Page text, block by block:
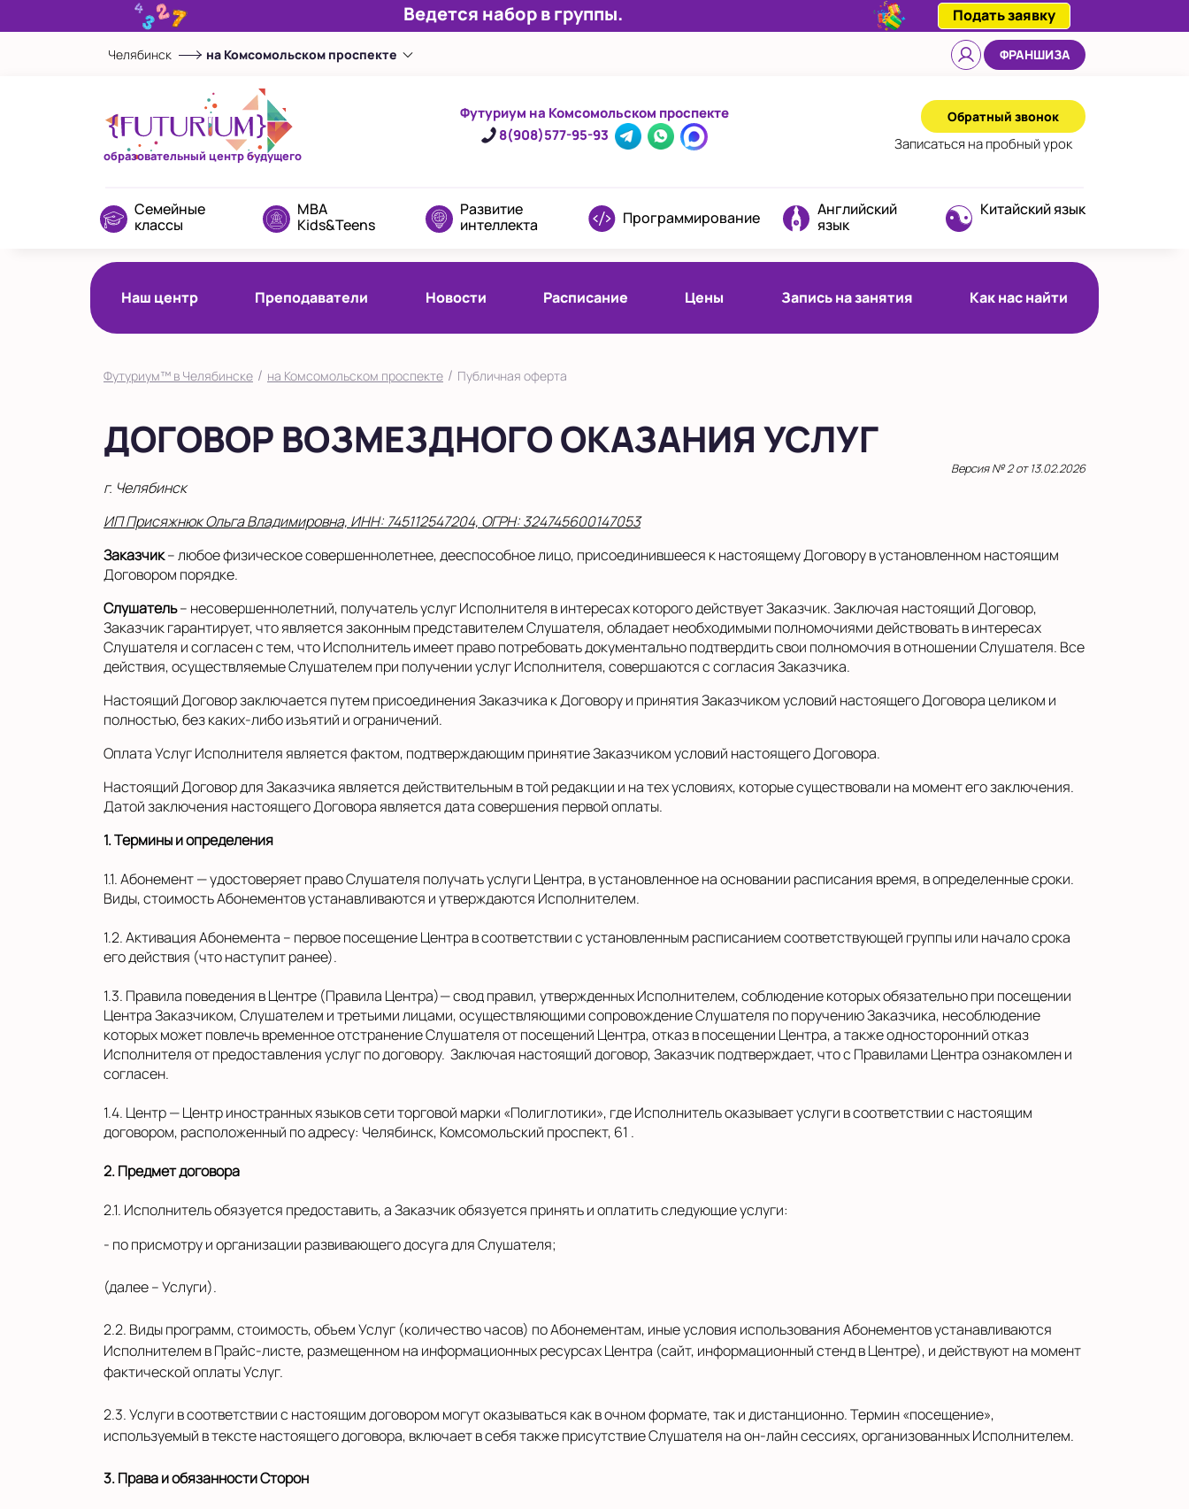
Ведется набор в группы. Подать заявку
Челябинск на Комсомольском проспекте
Выберите центр
проспекте
Показать на карте
Выбрать другой город
ФРАНШИЗА
образовательный центр будущего
Футуриум на Комсомольском проспекте
8(908)577-95-93
Обратный звонок
Записаться на пробный урок
Семейные
классы
MBA
Kids&Teens
Развитие
интеллекта
Программирование
Английский
язык
Китайский язык
Наш центр Преподаватели Новости Расписание Цены Запись на занятия Как нас найти
Футуриум™ в Челябинске / на Комсомольском проспекте / Публичная оферта
ДОГОВОР ВОЗМЕЗДНОГО ОКАЗАНИЯ УСЛУГ
Версия № 2 от 13.02.2026
г. Челябинск
ИП Присяжнюк Ольга Владимировна, ИНН: 745112547204, ОГРН: 324745600147053
Заказчик– любое физическое совершеннолетнее, дееспособное лицо, присоединившееся к настоящему Договору в установленном настоящим
Договором порядке.
Слушатель– несовершеннолетний, получатель услуг Исполнителя в интересах которого действует Заказчик. Заключая настоящий Договор,
Заказчик гарантирует, что является законным представителем Слушателя, обладает необходимыми полномочиями действовать в интересах
Слушателя и согласен с тем, что Исполнитель имеет право потребовать документально подтвердить свои полномочия в отношении Слушателя. Все
действия, осуществляемые Слушателем при получении услуг Исполнителя, совершаются с согласия Заказчика.
Настоящий Договор заключается путем присоединения Заказчика к Договору и принятия Заказчиком условий настоящего Договора целиком и
полностью, без каких-либо изъятий и ограничений.
Оплата Услуг Исполнителя является фактом, подтверждающим принятие Заказчиком условий настоящего Договора.
Настоящий Договор для Заказчика является действительным в той редакции и на тех условиях, которые существовали на момент его заключения.
Датой заключения настоящего Договора является дата совершения первой оплаты.
1. Термины и определения
1.1. Абонемент — удостоверяет право Слушателя получать услуги Центра, в установленное на основании расписания время, в определенные сроки.
Виды, стоимость Абонементов устанавливаются и утверждаются Исполнителем.
1.2. Активация Абонемента – первое посещение Центра в соответствии с установленным расписанием соответствующей группы или начало срока
его действия (что наступит ранее).
1.3. Правила поведения в Центре (Правила Центра)— свод правил, утвержденных Исполнителем, соблюдение которых обязательно при посещении
Центра Заказчиком, Слушателем и третьими лицами, осуществляющими сопровождение Слушателя по поручению Заказчика, несоблюдение
которых может повлечь временное отстранение Слушателя от посещений Центра, отказ в посещении Центра, а также односторонний отказ
Исполнителя от предоставления услуг по договору. Заключая настоящий договор, Заказчик подтверждает, что с Правилами Центра ознакомлен и
согласен.
1.4. Центр — Центр иностранных языков сети торговой марки «Полиглотики», где Исполнитель оказывает услуги в соответствии с настоящим
договором, расположенный по адресу: Челябинск, Комсомольский проспект, 61 .
2. Предмет договора
2.1. Исполнитель обязуется предоставить, а Заказчик обязуется принять и оплатить следующие услуги:
- по присмотру и организации развивающего досуга для Слушателя;
(далее – Услуги).
2.2. Виды программ, стоимость, объем Услуг (количество часов) по Абонементам, иные условия использования Абонементов устанавливаются
Исполнителем в Прайс-листе, размещенном на информационных ресурсах Центра (сайт, информационный стенд в Центре), и действуют на момент
фактической оплаты Услуг.
2.3. Услуги в соответствии с настоящим договором могут оказываться как в очном формате, так и дистанционно. Термин «посещение»,
используемый в тексте настоящего договора, включает в себя также присутствие Слушателя на он-лайн сессиях, организованных Исполнителем.
3. Права и обязанности Сторон